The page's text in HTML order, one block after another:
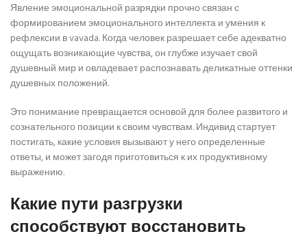
Явление эмоциональной разрядки прочно связан с
формированием эмоционального интеллекта и умения к
рефлексии в vavada. Когда человек разрешает себе адекватно
ощущать возникающие чувства, он глубже изучает свой
душевный мир и овладевает распознавать деликатные оттенки
душевных положений.
Это понимание превращается основой для более развитого и
сознательного позиции к своим чувствам. Индивид стартует
постигать, какие условия вызывают у него определенные
ответы, и может загодя приготовиться к их продуктивному
выражению.
Какие пути разгрузки
способствуют восстановить